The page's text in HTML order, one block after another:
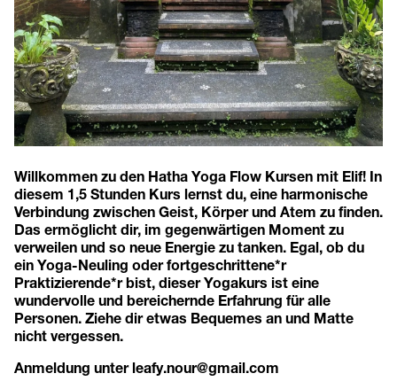
Willkommen zu den Hatha Yoga Flow Kursen mit Elif! In
diesem 1,5 Stunden Kurs lernst du, eine harmonische
Verbindung zwischen Geist, Körper und Atem zu finden.
Das ermöglicht dir, im gegenwärtigen Moment zu
verweilen und so neue Energie zu tanken. Egal, ob du
ein Yoga-Neuling oder fortgeschrittene*r
Praktizierende*r bist, dieser Yogakurs ist eine
wundervolle und bereichernde Erfahrung für alle
Personen. Ziehe dir etwas Bequemes an und Matte
nicht vergessen.
Anmeldung unter leafy.nour@gmail.com